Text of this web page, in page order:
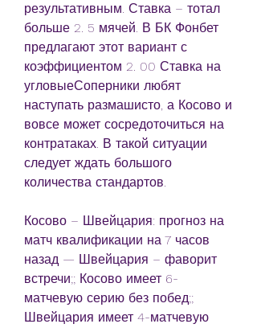
результативным. Ставка – тотал
больше 2. 5 мячей. В БК Фонбет
предлагают этот вариант с
коэффициентом 2. 00 Ставка на
угловыеСоперники любят
наступать размашисто, а Косово и
вовсе может сосредоточиться на
контратаках. В такой ситуации
следует ждать большого
количества стандартов.
Косово – Швейцария: прогноз на
матч квалификации на 7 часов
назад — Швейцария – фаворит
встречи;; Косово имеет 6-
матчевую серию без побед;;
Швейцария имеет 4-матчевую